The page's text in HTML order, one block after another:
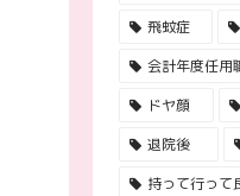
飛蚊症
会計年度任用
ドヤ顔
退院後
持って行って